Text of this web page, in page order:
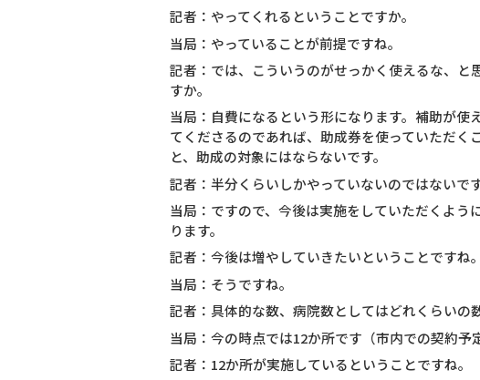
記者：やってくれるということですか。
当局：やっていることが前提ですね。
記者：では、こういうのがせっかく使えるな、と
すか。
当局：自費になるという形になります。補助が
てくださるのであれば、助成券を使っていただ
と、助成の対象にはならないです。
記者：半分くらいしかやっていないのではないです
当局：ですので、今後は実施をしていただくよ
ります。
記者：今後は増やしていきたいということですね。
当局：そうですね。
記者：具体的な数、病院数としてはどれくらいの
当局：今の時点では12か所です（市内での契約予
記者：12か所が実施しているということですね。